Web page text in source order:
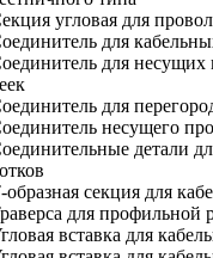
угловая для
для
для
для
несущего
детали
образная секция для
для профильной
вставка для